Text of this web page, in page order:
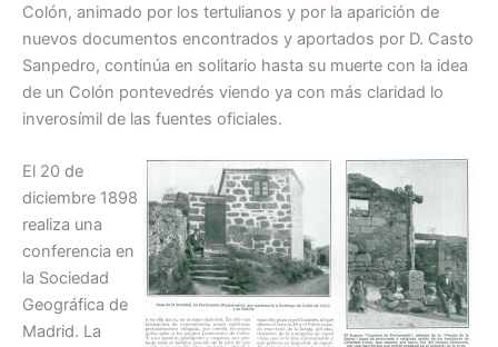
Colón, animado por los tertulianos y por la aparición de
nuevos documentos encontrados y aportados por D. Casto
Sanpedro, continúa en solitario hasta su muerte con la idea
de un Colón pontevedrés viendo ya con más claridad lo
inverosímil de las fuentes oficiales.
El 20 de
diciembre 1898
realiza una
conferencia en
la Sociedad
Geográfica de
Madrid. La